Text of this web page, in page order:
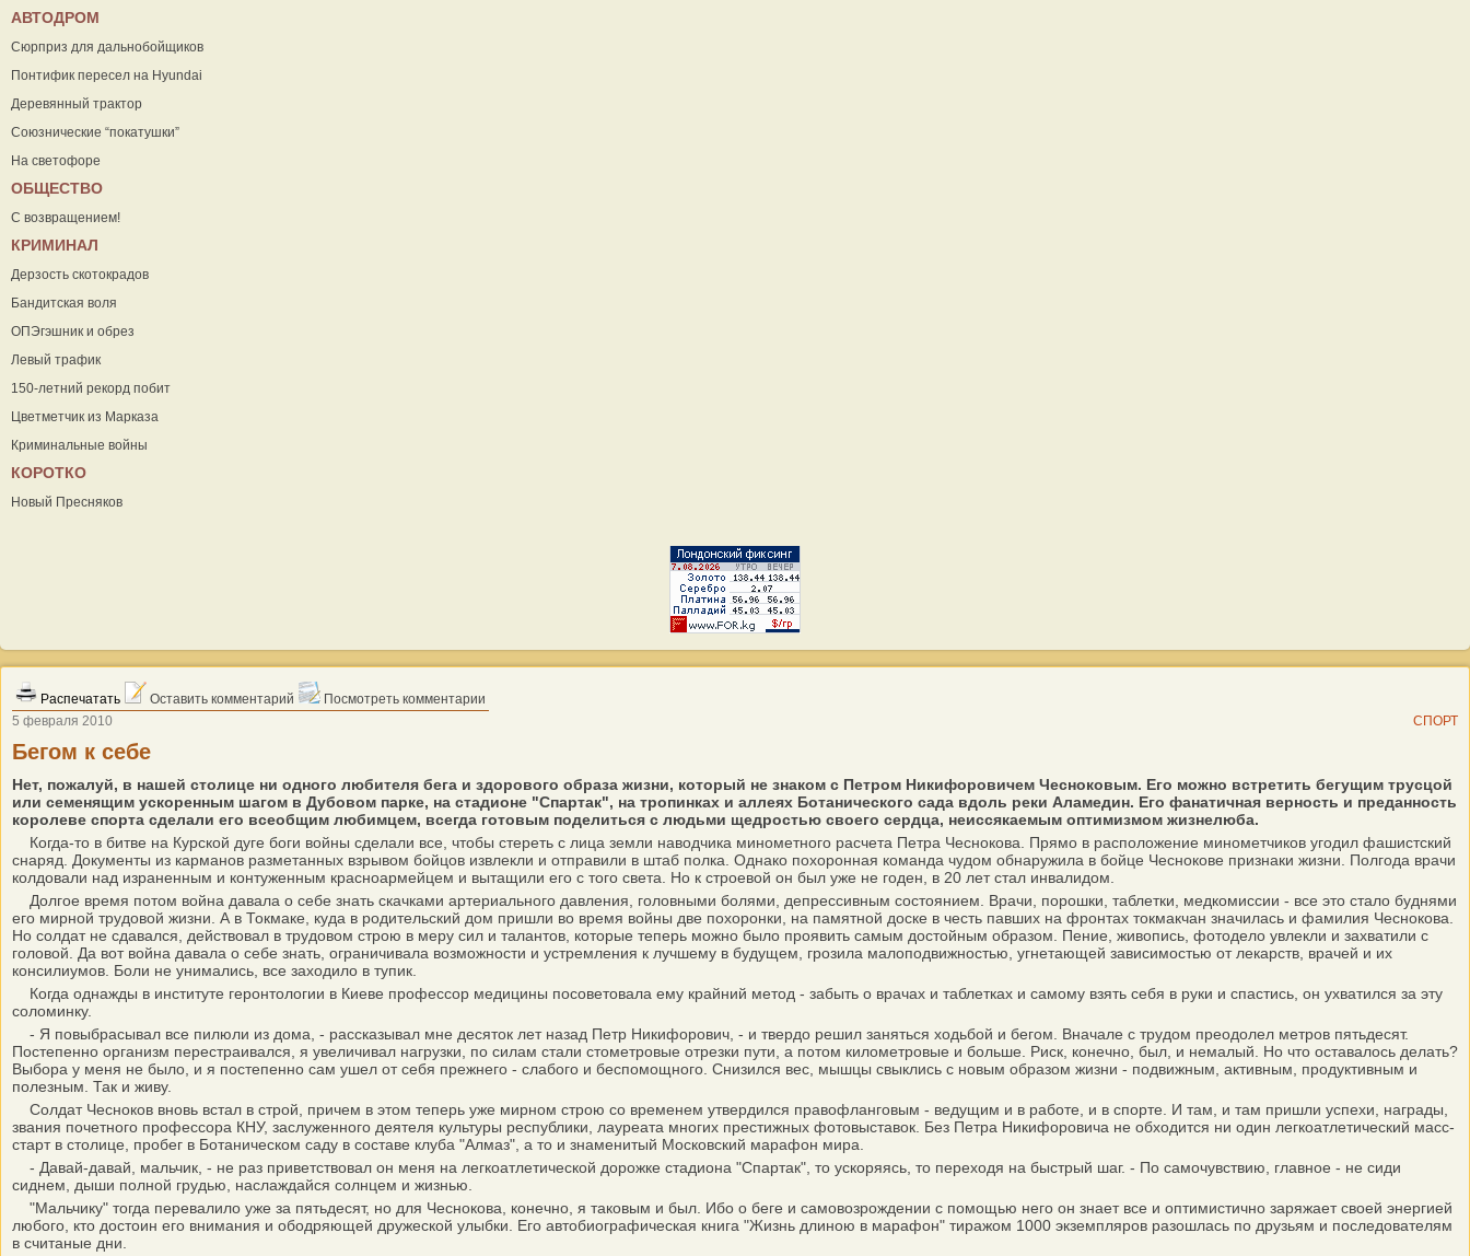
АВТОДРОМ
Сюрприз для дальнобойщиков
Понтифик пересел на Hyundai
Деревянный трактор
Союзнические “покатушки”
На светофоре
ОБЩЕСТВО
С возвращением!
КРИМИНАЛ
Дерзость скотокрадов
Бандитская воля
ОПЭгэшник и обрез
Левый трафик
150-летний рекорд побит
Цветметчик из Марказа
Криминальные войны
КОРОТКО
Новый Пресняков
Распечатать Оставить комментарий
Посмотреть комментарии
5 февраля 2010
СПОРТ
Бегом к себе
Нет, пожалуй, в нашей столице ни одного любителя бега и здорового образа жизни, который не знаком с Петром Никифоровичем Чесноковым. Его можно встретить бегущим трусцой
или семенящим ускоренным шагом в Дубовом парке, на стадионе "Спартак", на тропинках и аллеях Ботанического сада вдоль реки Аламедин. Его фанатичная верность и преданность
королеве спорта сделали его всеобщим любимцем, всегда готовым поделиться с людьми щедростью своего сердца, неиссякаемым оптимизмом жизнелюба.
Когда-то в битве на Курской дуге боги войны сделали все, чтобы стереть с лица земли наводчика минометного расчета Петра Чеснокова. Прямо в расположение минометчиков угодил фашистский
снаряд. Документы из карманов разметанных взрывом бойцов извлекли и отправили в штаб полка. Однако похоронная команда чудом обнаружила в бойце Чеснокове признаки жизни. Полгода врачи
колдовали над израненным и контуженным красноармейцем и вытащили его с того света. Но к строевой он был уже не годен, в 20 лет стал инвалидом.
Долгое время потом война давала о себе знать скачками артериального давления, головными болями, депрессивным состоянием. Врачи, порошки, таблетки, медкомиссии - все это стало буднями
его мирной трудовой жизни. А в Токмаке, куда в родительский дом пришли во время войны две похоронки, на памятной доске в честь павших на фронтах токмакчан значилась и фамилия Чеснокова.
Но солдат не сдавался, действовал в трудовом строю в меру сил и талантов, которые теперь можно было проявить самым достойным образом. Пение, живопись, фотодело увлекли и захватили с
головой. Да вот война давала о себе знать, ограничивала возможности и устремления к лучшему в будущем, грозила малоподвижностью, угнетающей зависимостью от лекарств, врачей и их
консилиумов. Боли не унимались, все заходило в тупик.
Когда однажды в институте геронтологии в Киеве профессор медицины посоветовала ему крайний метод - забыть о врачах и таблетках и самому взять себя в руки и спастись, он ухватился за эту
соломинку.
- Я повыбрасывал все пилюли из дома, - рассказывал мне десяток лет назад Петр Никифорович, - и твердо решил заняться ходьбой и бегом. Вначале с трудом преодолел метров пятьдесят.
Постепенно организм перестраивался, я увеличивал нагрузки, по силам стали стометровые отрезки пути, а потом километровые и больше. Риск, конечно, был, и немалый. Но что оставалось делать?
Выбора у меня не было, и я постепенно сам ушел от себя прежнего - слабого и беспомощного. Снизился вес, мышцы свыклись с новым образом жизни - подвижным, активным, продуктивным и
полезным. Так и живу.
Солдат Чесноков вновь встал в строй, причем в этом теперь уже мирном строю со временем утвердился правофланговым - ведущим и в работе, и в спорте. И там, и там пришли успехи, награды,
звания почетного профессора КНУ, заслуженного деятеля культуры республики, лауреата многих престижных фотовыставок. Без Петра Никифоровича не обходится ни один легкоатлетический масс-
старт в столице, пробег в Ботаническом саду в составе клуба "Алмаз", а то и знаменитый Московский марафон мира.
- Давай-давай, мальчик, - не раз приветствовал он меня на легкоатлетической дорожке стадиона "Спартак", то ускоряясь, то переходя на быстрый шаг. - По самочувствию, главное - не сиди
сиднем, дыши полной грудью, наслаждайся солнцем и жизнью.
"Мальчику" тогда перевалило уже за пятьдесят, но для Чеснокова, конечно, я таковым и был. Ибо о беге и самовозрождении с помощью него он знает все и оптимистично заряжает своей энергией
любого, кто достоин его внимания и ободряющей дружеской улыбки. Его автобиографическая книга "Жизнь длиною в марафон" тиражом 1000 экземпляров разошлась по друзьям и последователям
в считаные дни.